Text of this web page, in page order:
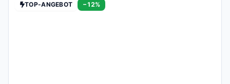
TOP-ANGEBOT −12%